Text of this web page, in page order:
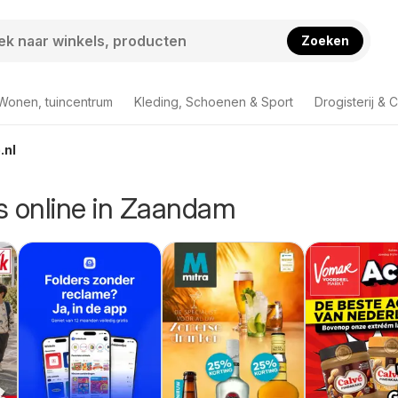
Zoeken
tuincentrum Kleding, Schoenen & Sport Drogisterij &
online in Zaandam